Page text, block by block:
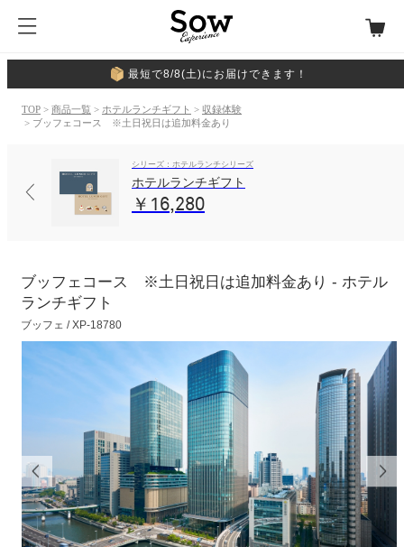
最短で8/8(土)にお届けできます！
TOP > 商品一覧 > ホテルランチギフト > 収録体験
> ブッフェコース ※土日祝日は追加料金あり
シリーズ：ホテルランチシリーズ
ホテルランチギフト
￥16,280
ブッフェコース ※土日祝日は追加料金あり - ホテル
ランチギフト
ブッフェ / XP-18780